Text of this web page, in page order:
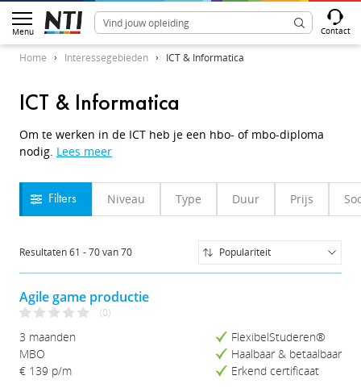
Menu Contact
Home Interessegebieden ICT & Informatica
ICT & Informatica
Om te werken in de ICT heb je een hbo- of mbo-diploma
nodig. Lees meer
Filters Niveau Type Duur Prijs
Resultaten61 -70van70
Populariteit
Populariteit
Prijs (Hoog-Laag)
Studieduur (Kort-Lang)
Studieduur (Lang-Kort)
Agile game productie
(0)
3 maanden
MBO
€ 139 p/m
FlexibelStuderen®
Haalbaar & betaalbaar
Erkend certificaat